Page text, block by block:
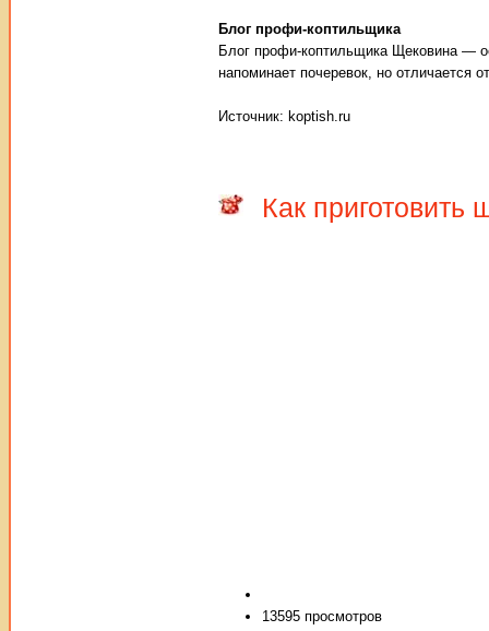
Блог профи-коптильщика
Блог профи-коптильщика Щековина —
напоминает почеревок, но отличается
Источник: koptish.ru
Как приготовить
13595 просмотров